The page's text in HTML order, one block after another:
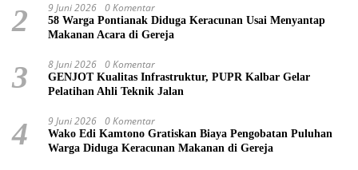
2 9 Juni 2026 0 Komentar
58 Warga Pontianak Diduga Keracunan Usai Menyantap
Makanan Acara di Gereja
3 8 Juni 2026 0 Komentar
GENJOT Kualitas Infrastruktur, PUPR Kalbar Gelar
Pelatihan Ahli Teknik Jalan
4 9 Juni 2026 0 Komentar
Wako Edi Kamtono Gratiskan Biaya Pengobatan Puluhan
Warga Diduga Keracunan Makanan di Gereja